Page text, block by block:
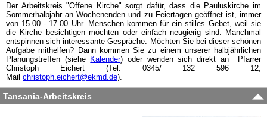
Der Arbeitskreis "Offene Kirche" sorgt dafür, dass die Pauluskirche im
Sommerhalbjahr an Wochenenden und zu Feiertagen geöffnet ist, immer
von 15.00 - 17.00 Uhr. Menschen kommen für ein stilles Gebet, weil sie
die Kirche besichtigen möchten oder einfach neugierig sind. Manchmal
entspinnen sich interessante Gespräche. Möchten Sie bei dieser schönen
Aufgabe mithelfen? Dann kommen Sie zu einem unserer halbjährlichen
Planungstreffen (siehe Kalender) oder wenden sich direkt an Pfarrer
Christoph Eichert (Tel. 0345/ 132 596 12,
Mail christoph.eichert@ekmd.de).
Tansania-Arbeitskreis